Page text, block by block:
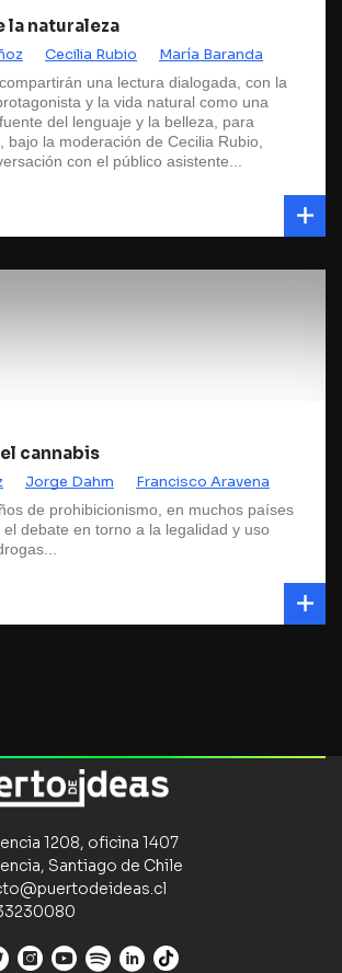
la naturaleza
Cecilia Rubio María Baranda
una lectura dialogada, con la
y la vida natural como una
del lenguaje y la belleza, para
bajo la moderación de Cecilia Rubio,
con el público asistente...
cannabis
Jorge Dahm Francisco Aravena
de prohibicionismo, en muchos países
debate en torno a la legalidad y uso
1208, oficina 1407
Santiago de Chile